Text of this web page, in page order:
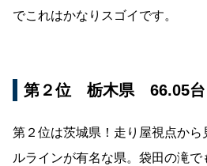
でこれはかなりスゴイです。
第２位 栃木県 66.05台
第２位は茨城県！走り屋視点か
ルラインが有名な県。袋田の滝